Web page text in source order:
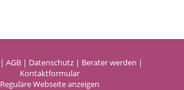
| AGB| Datenschutz| Berater werden |
Kontaktformular
Reguläre Webseite anzeigen